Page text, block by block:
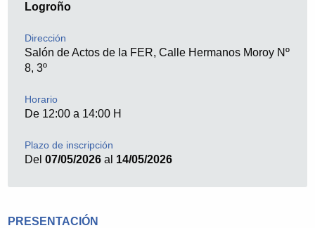
Logroño
Dirección
Salón de Actos de la FER, Calle Hermanos Moroy Nº
8, 3º
Horario
De 12:00 a 14:00 H
Plazo de inscripción
Del07/05/2026 al 14/05/2026
PRESENTACIÓN